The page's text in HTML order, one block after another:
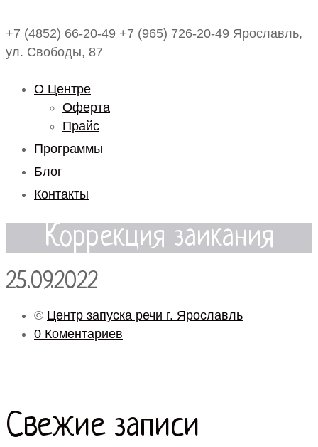
+7 (4852) 66-20-49 +7 (965) 726-20-49 Ярославль,
ул. Свободы, 87
О Центре
Оферта
Прайс
Программы
Блог
Контакты
Коррекция заикания
25.09.2022
© Центр запуска речи г. Ярославль
0 Коментариев
Свежие записи